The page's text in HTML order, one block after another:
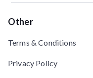
Other
Terms & Conditions
Privacy Policy